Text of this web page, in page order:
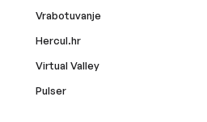
Vrabotuvanje
Hercul.hr
Virtual Valley
Pulser